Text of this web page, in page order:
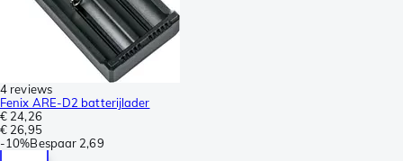
4 reviews
Fenix ARE-D2 batterijlader
€ 24,26
€ 26,95
-10%Bespaar 2,69